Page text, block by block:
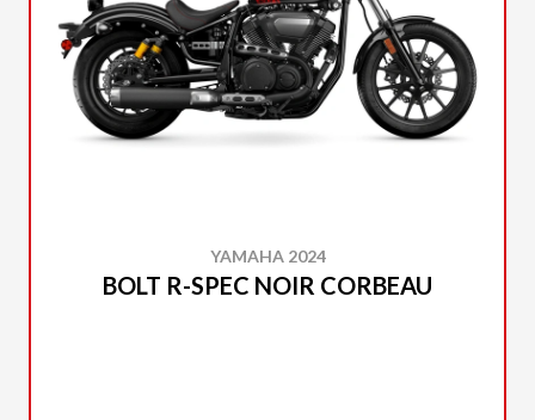
YAMAHA 2024
BOLT R-SPEC NOIR CORBEAU